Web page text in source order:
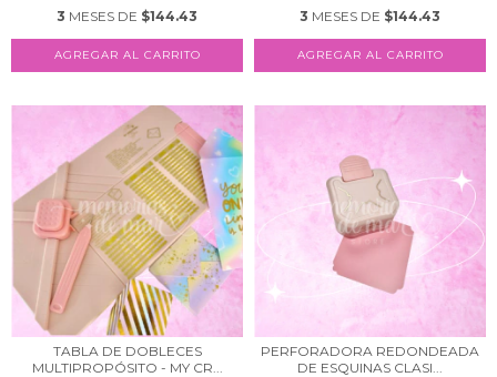
3 MESES DE $144.43 3 MESES DE $144.43
TABLA DE DOBLECES
MULTIPROPÓSITO - MY CR...
PERFORADORA REDONDEADA
DE ESQUINAS CLASI...